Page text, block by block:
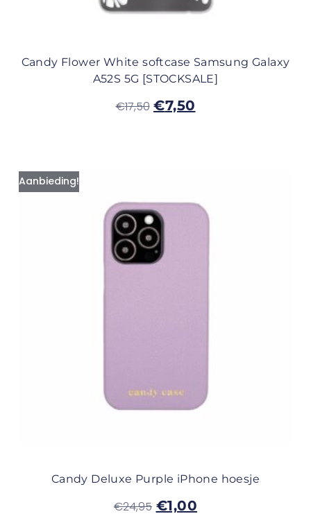
Candy Flower White softcase Samsung Galaxy
A52S 5G [STOCKSALE]
€17,50 €7,50
Aanbieding!
Candy Deluxe Purple iPhone hoesje
€24,95 €1,00